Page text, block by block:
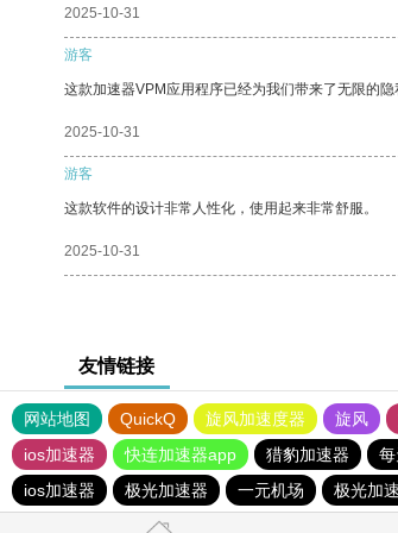
2025-10-31
游客
这款加速器VPM应用程序已经为我们带来了无限的隐
2025-10-31
游客
这款软件的设计非常人性化，使用起来非常舒服。
2025-10-31
友情链接
网站地图 QuickQ 旋风加速度器 旋风
ios加速器
快连加速器app 猎豹加速器
ios加速器
极光加速器 一元机场 极光加